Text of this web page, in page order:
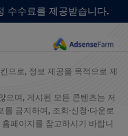
수수료를 제공받습니다.
으로, 정보 제공을 목적으로 제
으며, 게시된 모든 콘텐츠는 저
금지하며, 조회·신청·다운로
페이지를 참고하시기 바랍니